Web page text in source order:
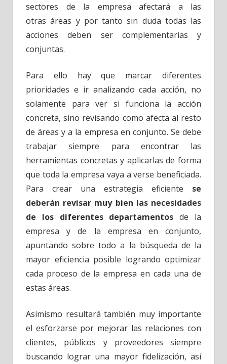
sectores de la empresa afectará a las
otras áreas y por tanto sin duda todas las
acciones deben ser complementarias y
conjuntas.
Para ello hay que marcar diferentes
prioridades e ir analizando cada acción, no
solamente para ver si funciona la acción
concreta, sino revisando como afecta al resto
de áreas y a la empresa en conjunto. Se debe
trabajar siempre para encontrar las
herramientas concretas y aplicarlas de forma
que toda la empresa vaya a verse beneficiada.
Para crear una estrategia eficiente se
deberán revisar muy bien las necesidades
de los diferentes departamentos de la
empresa y de la empresa en conjunto,
apuntando sobre todo a la búsqueda de la
mayor eficiencia posible logrando optimizar
cada proceso de la empresa en cada una de
estas áreas.
Asimismo resultará también muy importante
el esforzarse por mejorar las relaciones con
clientes, públicos y proveedores siempre
buscando lograr una mayor fidelización, así